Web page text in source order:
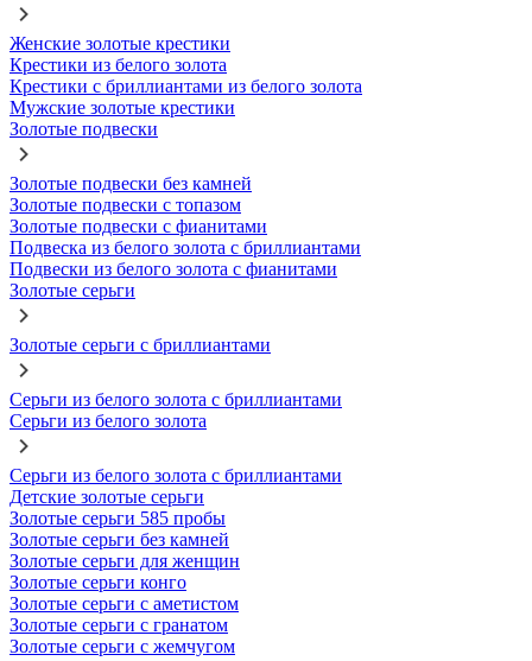
Женские золотые крестики
Крестики из белого золота
Крестики с бриллиантами из белого золота
Мужские золотые крестики
Золотые подвески
Золотые подвески без камней
Золотые подвески с топазом
Золотые подвески с фианитами
Подвеска из белого золота с бриллиантами
Подвески из белого золота с фианитами
Золотые серьги
Золотые серьги с бриллиантами
Серьги из белого золота с бриллиантами
Серьги из белого золота
Серьги из белого золота с бриллиантами
Детские золотые серьги
Золотые серьги 585 пробы
Золотые серьги без камней
Золотые серьги для женщин
Золотые серьги конго
Золотые серьги с аметистом
Золотые серьги с гранатом
Золотые серьги с жемчугом